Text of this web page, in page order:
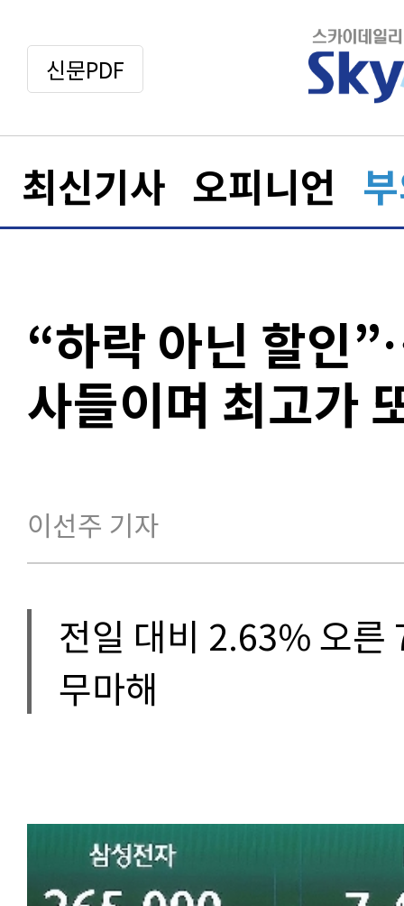
신문PDF
최신기사 오피니언
“하락 아닌 할인
사들이며 최고가
이선주 기자
전일 대비 2.63% 오
무마해